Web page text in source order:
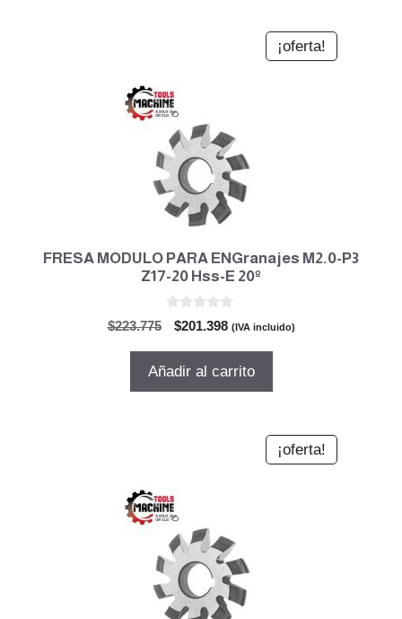
¡oferta!
FRESA MODULO PARA ENGranajes M2.0-P3
Z17-20 Hss-E 20º
$223.775
El
original
$201.398El
actual
(IVA incluido)
Añadir al carrito
¡oferta!